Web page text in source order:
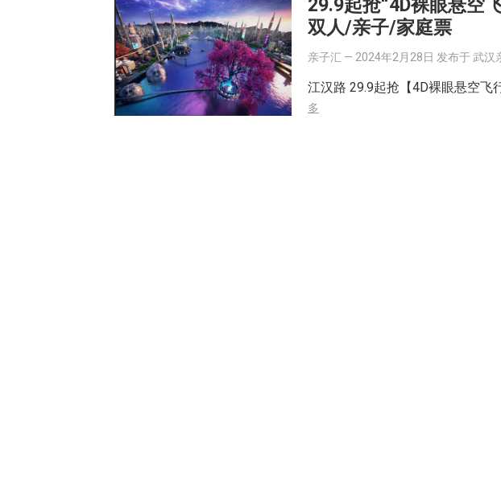
29.9起抢“4D裸眼悬空
双人/亲子/家庭票
亲子汇 — 2024年2月28日 发布于 武汉
江汉路 29.9起抢【4D裸眼悬空
多